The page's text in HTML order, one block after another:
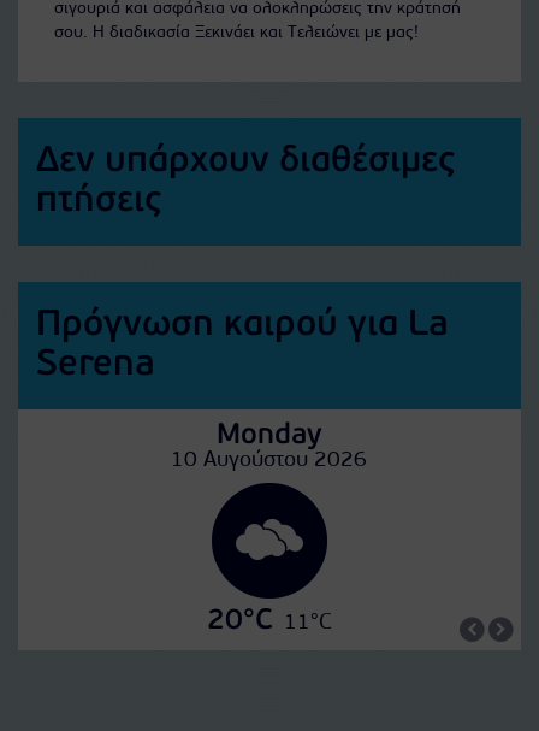
σιγουριά και ασφάλεια να ολοκληρώσεις την κράτησή
σου. Η διαδικασία Ξεκινάει και Τελειώνει με μας!
Δεν υπάρχουν διαθέσιμες
πτήσεις
Πρόγνωση καιρού για La
Serena
Monday
10 Αυγούστου 2026
20°C 11°C